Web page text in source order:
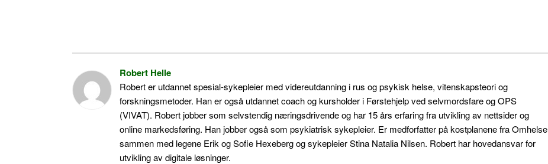
Robert Helle
Robert er utdannet spesial-sykepleier med videreutdanning i rus og psykisk helse, vitenskapsteori og
forskningsmetoder. Han er også utdannet coach og kursholder i Førstehjelp ved selvmordsfare og OPS
(VIVAT). Robert jobber som selvstendig næringsdrivende og har 15 års erfaring fra utvikling av nettsider og
online markedsføring. Han jobber også som psykiatrisk sykepleier. Er medforfatter på kostplanene fra Omhelse
sammen med legene Erik og Sofie Hexeberg og sykepleier Stina Natalia Nilsen. Robert har hovedansvar for
utvikling av digitale løsninger.